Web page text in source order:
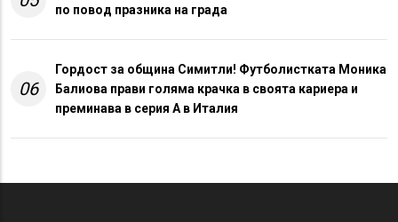
по повод празника на града
06
Гордост за община Симитли! Футболистката Моника
Балиова прави голяма крачка в своята кариера и
преминава в серия А в Италия